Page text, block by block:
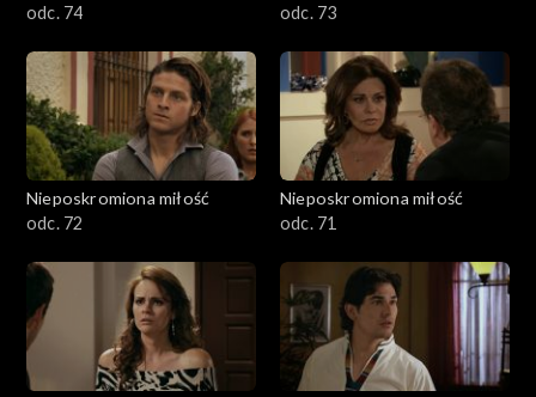
odc. 74
odc. 73
Nieposkromiona miłość
odc. 72
Nieposkromiona miłość
odc. 71